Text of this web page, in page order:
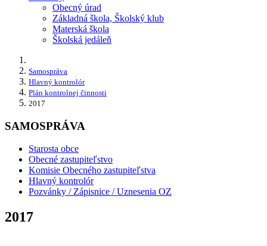
Obecný úrad
Základná škola, Školský klub
Materská škola
Školská jedáleň
Samospráva
Hlavný kontrolór
Plán kontrolnej činnosti
2017
SAMOSPRÁVA
Starosta obce
Obecné zastupiteľstvo
Komisie Obecného zastupiteľstva
Hlavný kontrolór
Pozvánky / Zápisnice / Uznesenia OZ
2017